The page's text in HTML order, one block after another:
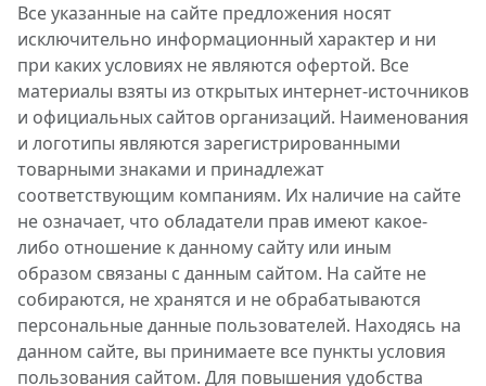
Все указанные на сайте предложения носят
исключительно информационный характер и ни
при каких условиях не являются офертой. Все
материалы взяты из открытых интернет-источников
и официальных сайтов организаций. Наименования
и логотипы являются зарегистрированными
товарными знаками и принадлежат
соответствующим компаниям. Их наличие на сайте
не означает, что обладатели прав имеют какое-
либо отношение к данному сайту или иным
образом связаны с данным сайтом. На сайте не
собираются, не хранятся и не обрабатываются
персональные данные пользователей. Находясь на
данном сайте, вы принимаете все пункты условия
пользования сайтом. Для повышения удобства